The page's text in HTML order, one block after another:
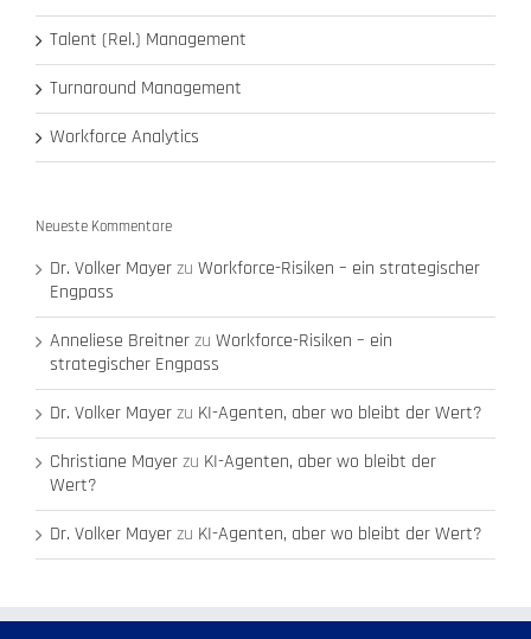
Talent (Rel.) Management
Turnaround Management
Workforce Analytics
Neueste Kommentare
Dr. Volker Mayerzu Workforce-Risiken – ein strategischer
Engpass
Anneliese Breitnerzu Workforce-Risiken – ein
strategischer Engpass
Dr. Volker Mayerzu KI-Agenten, aber wo bleibt der Wert?
Christiane Mayerzu KI-Agenten, aber wo bleibt der
Wert?
Dr. Volker Mayerzu KI-Agenten, aber wo bleibt der Wert?